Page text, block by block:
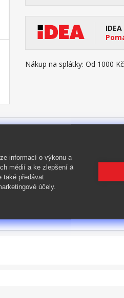
Nákup na splátky: Od 1000 Kč
informací o výkonu a
médií a ke zlepšení a
také předávat
účely.